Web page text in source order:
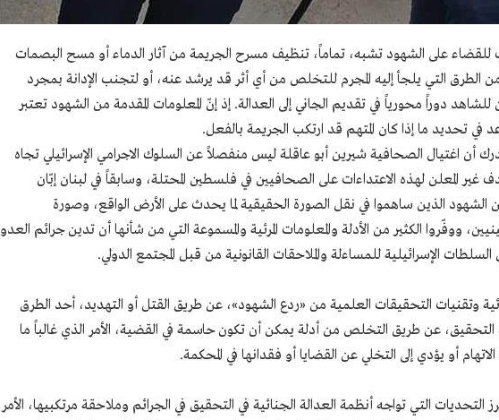
للقضاء على الشهود تشبه، تماماً، تنظيف مسرح الجريمة من آثار الدماء أو مسح البصمات
التي يلجأ إليه المجرم للتخلص من أي أثر قد يرشد عنه، أو لتجنب الإدانة بمجرد
دوراً محورياً في تقديم الجاني إلى العدالة. إذ إنّ المعلومات المقدمة من الشهود تعتبر
في تحديد ما إذا كان المتهم قد ارتكب الجريمة بالفعل.
أن اغتيال الصحافية شيرين أبو عاقلة ليس منفصلاً عن السلوك الاجرامي الإسرائيلي تجاه
غير المعلن لهذه الاعتداءات على الصحافيين في فلسطين المحتلة، وسابقاً في لبنان إبّان
الشهود الذين ساهموا في نقل الصورة الحقيقية لما يحدث على الأرض الواقع، وصورة
ووفّروا الكثير من الأدلة والمعلومات المرئية والمسموعة التي من شأنها أن تدين جرائم العدو
الإسرائيلية للمساءلة والملاحقات القانونية من قبل المجتمع الدولي.
وتقنيات التحقيقات العلمية من «ردع الشهود»، عن طريق القتل أو التهديد، أحد الطرق
التحقيق، عن طريق التخلص من أدلة يمكن أن تكون حاسمة في القضية، الأمر الذي غالباً ما
أو يؤدي إلى التخلي عن القضايا أو فقدانها في المحكمة.
التي تواجه أنظمة العدالة الجنائية في التحقيق في الجرائم وملاحقة مرتكبيها، الأمر